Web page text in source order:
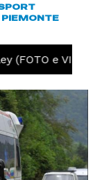
PIEMONTE
e VIDEO)